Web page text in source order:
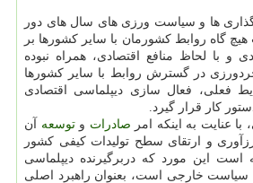
ها و سیاست ورزی های سال های دور
گاه روابط كشورمان با سایر كشورها بر
و با لحاظ منافع اقتصادی، همراه نبوده
در گسترش روابط با سایر كشورها
فعلی، فعال سازی دیپلماسی اقتصادی
كار قرار گیرد.
با عنایت به اینكه امر صادرات وتوسعه آن
و ارتقای سطح تولیدات كیفی كشور
این مورد كه دربرگیرنده دیپلماسی
سیاست خارجی است، بعنوان راهبرد اصلی